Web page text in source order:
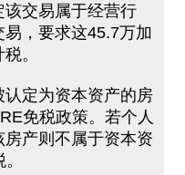
交易属于经营行
，要求这45.7万加
。
定为资本资产的房
免税政策。若个人
产则不属于资本资